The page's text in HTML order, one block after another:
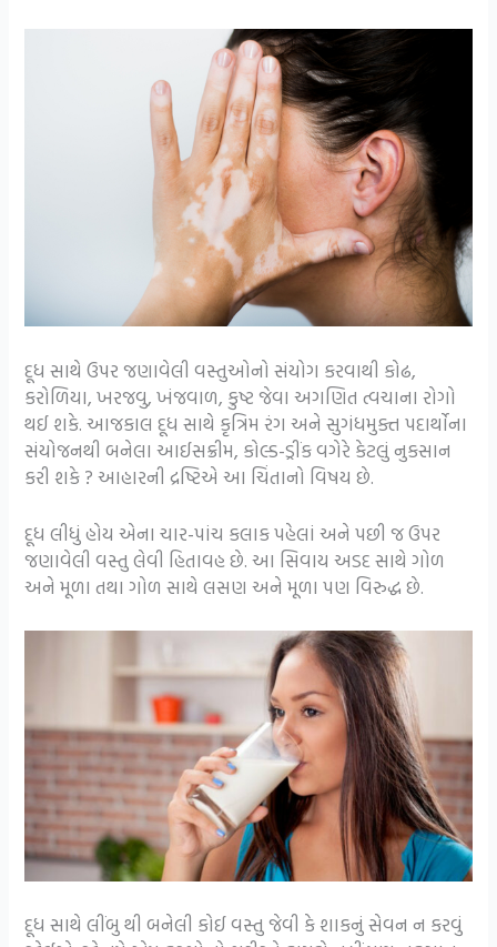
દૂધ સાથે ઉપર જણાવેલી વસ્તુઓનો સંયોગ કરવાથી કોઢ,
કરોળિયા, ખરજવુ, ખંજવાળ, કુષ્ટ જેવા અગણિત ત્વચાના રોગો
થઈ શકે. આજકાલ દૂધ સાથે કૃત્રિમ રંગ અને સુગંધમુક્ત પદાર્થોના
સંયોજનથી બનેલા આઈસક્રીમ, કોલ્ડ-ડ્રીંક વગેરે કેટલું નુકસાન
કરી શકે ? આહારની દ્રષ્ટિએ આ ચિંતાનો વિષય છે.
દૂધ લીધું હોય એના ચાર-પાંચ કલાક પહેલાં અને પછી જ ઉપર
જણાવેલી વસ્તુ લેવી હિતાવહ છે. આ સિવાય અડદ સાથે ગોળ
અને મૂળા તથા ગોળ સાથે લસણ અને મૂળા પણ વિરુદ્ધ છે.
દૂધ સાથે લીંબુ થી બનેલી કોઈ વસ્તુ જેવી કે શાકનું સેવન ન કરવું